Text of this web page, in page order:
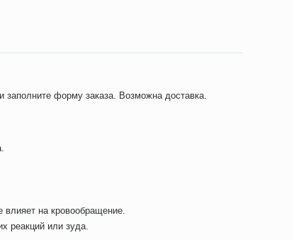
заполните форму заказа. Возможна доставка.
влияет на кровообращение.
реакций или зуда.